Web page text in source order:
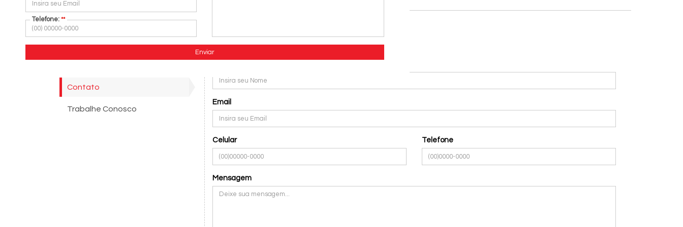
Avaliação
Contato
Trabalhe Conosco
Informações Pessoais
Email
Celular Telefone
Mensagem
Telefone: **
Enviar